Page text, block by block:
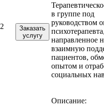
2
Заказать
услугу
в группе под
руководством
направленное
взаимную
пациентов,
опытом и
социальных
Описание: